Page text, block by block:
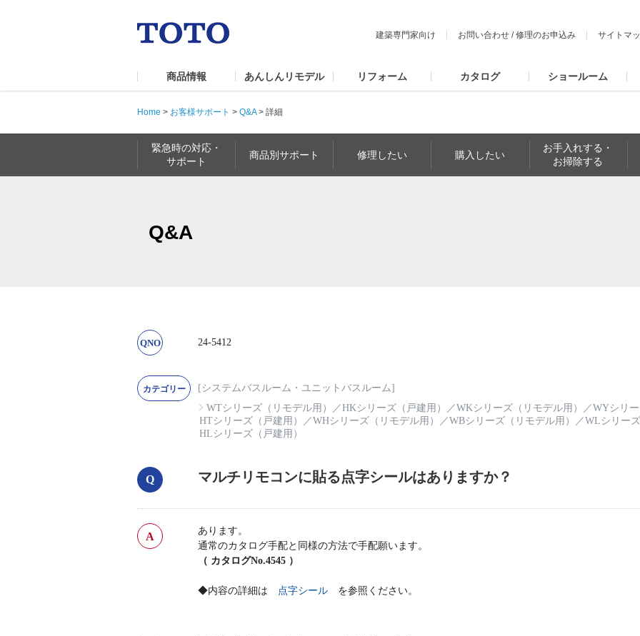
建築専門家向け お問い合わせ /修理のお申込み サイトマ
商品情報 あんしんリモデル リフォーム カタログ ショールーム
Home > お客様サポート > Q&A> 詳細
緊急時の対応・
サポート
商品別サポート 修理したい 購入したい
お手入れする・
お掃除する
Q&A
24-5412
[システムバスルーム・ユニットバスルーム]
WTシリーズ（リモデル用）
／HKシリーズ（戸建用） ／WKシリーズ（リモデル用） ／WYシリ
HTシリーズ（戸建用）
／WHシリーズ（リモデル用） ／WBシリーズ（リモデル用） ／WLシリー
HLシリーズ（戸建用）
マルチリモコンに貼る点字シールはありますか？
あります。
通常のカタログ手配と同様の方法で手配願います。
（ カタログNo.4545 ）
◆内容の詳細は 点字シール を参照ください。